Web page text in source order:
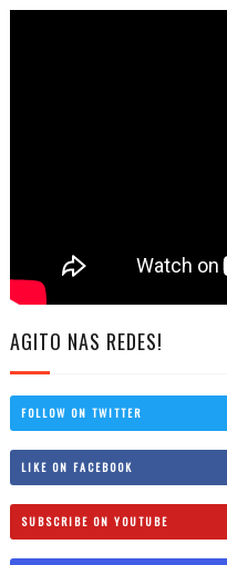
AGITO NAS REDES!
FOLLOW ON TWITTER
LIKE ON FACEBOOK
SUBSCRIBE ON YOUTUBE